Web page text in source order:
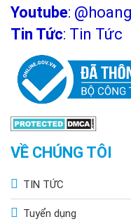
Youtube:
Tin Tức: Tin Tức
VỀ CHÚNG TÔI
TIN TỨC
Tuyển dụng